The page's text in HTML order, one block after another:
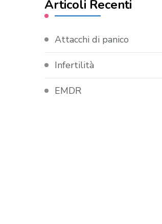
Articoli Recenti
Attacchi di panico
Infertilità
EMDR